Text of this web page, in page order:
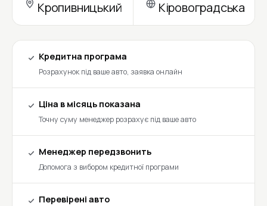
Кропивницький Кіровоградська
Кредитна програма
Розрахунок під ваше авто, заявка онлайн
Ціна в місяць показана
Точну суму менеджер розрахує під ваше авто
Менеджер передзвонить
Допомога з вибором кредитної програми
Перевірені авто